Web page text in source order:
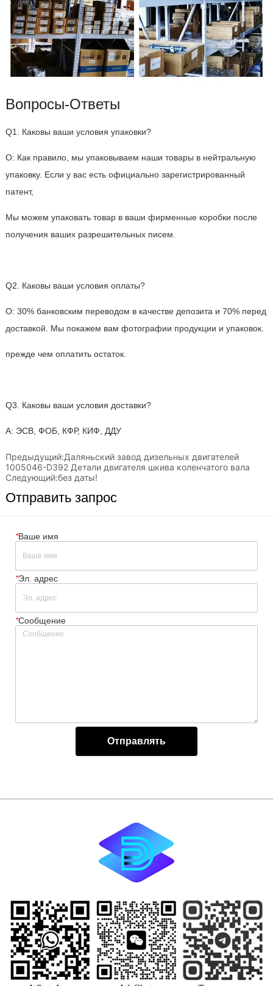
Предыдущий:Даляньский завод дизельных двигателей
1005046-D392 Детали двигателя шкива коленчатого вала
Следующий:без даты!
Отправить запрос
*Ваше имя
*Эл. адрес
*Сообщение
Отправлять